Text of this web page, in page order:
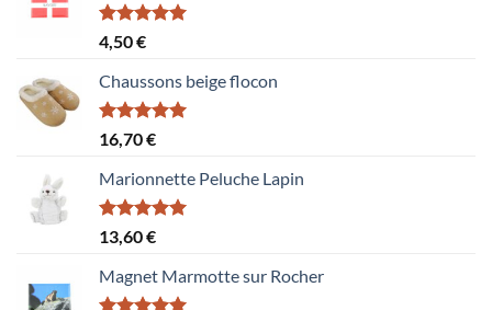
Note5.00
sur 5
4,50€
Chaussons beige flocon
Note5.00
sur 5
16,70€
Marionnette Peluche Lapin
Note5.00
sur 5
13,60€
Magnet Marmotte sur Rocher